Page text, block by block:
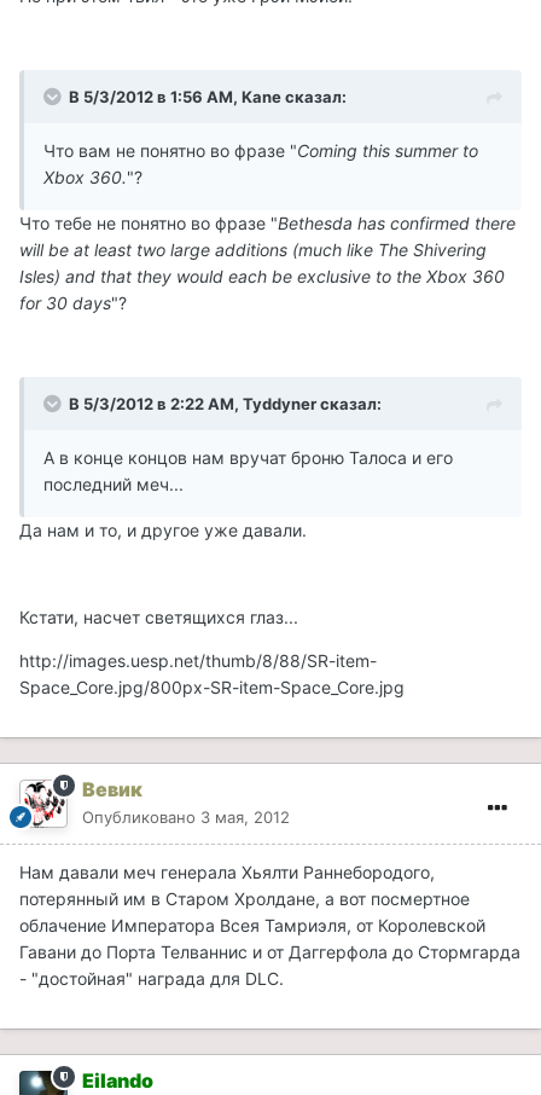
В 5/3/2012 в 1:56 AM, Kane сказал:
Что вам не понятно во фразе "Coming this summer to
Xbox 360."?
Что тебе не понятно во фразе "Bethesda has confirmed there
will be at least two large additions (much like The Shivering
Isles) and that they would each be exclusive to the Xbox 360
for 30 days"?
В 5/3/2012 в 2:22 AM, Tyddyner сказал:
А в конце концов нам вручат броню Талоса и его
последний меч...
Да нам и то, и другое уже давали.
Кстати, насчет светящихся глаз...
http://images.uesp.net/thumb/8/88/SR-item-
Space_Core.jpg/800px-SR-item-Space_Core.jpg
Вевик
Опубликовано 3 мая, 2012
Нам давали меч генерала Хьялти Раннебородого,
потерянный им в Старом Хролдане, а вот посмертное
облачение Императора Всея Тамриэля, от Королевской
Гавани до Порта Телваннис и от Даггерфола до Стормгарда
- "достойная" награда для DLC.
Eilando